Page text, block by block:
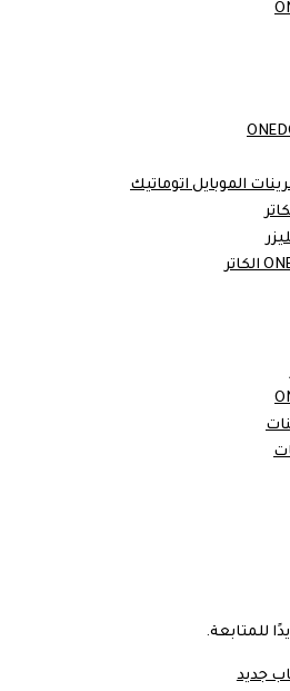
الموبايل اتوماتيك
للمتابعة.
جديد